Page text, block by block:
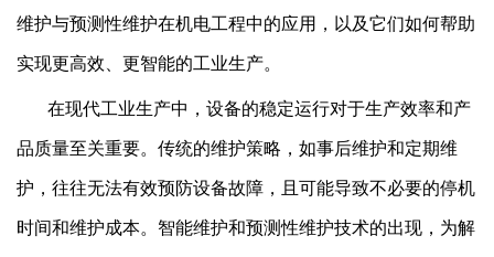
维护与预测性维护在机电工程中的应用，以及它们如何帮助
实现更高效、更智能的工业生产。
在现代工业生产中，设备的稳定运行对于生产效率和产
品质量至关重要。传统的维护策略，如事后维护和定期维
护，往往无法有效预防设备故障，且可能导致不必要的停机
时间和维护成本。智能维护和预测性维护技术的出现，为解